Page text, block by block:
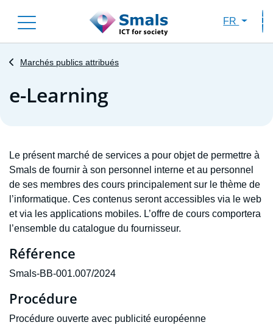
to
main
FR
Marchés publics attribués
e-Learning
Le présent marché de services a pour objet de permettre à
Smals de fournir à son personnel interne et au personnel
de ses membres des cours principalement sur le thème de
l’informatique. Ces contenus seront accessibles via le web
et via les applications mobiles. L’offre de cours comportera
l’ensemble du catalogue du fournisseur.
Référence
Smals-BB-001.007/2024
Procédure
Procédure ouverte avec publicité européenne